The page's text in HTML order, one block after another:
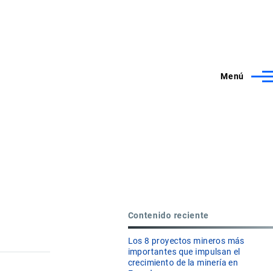
Menú
Contenido reciente
Los 8 proyectos mineros más
importantes que impulsan el
crecimiento de la minería en